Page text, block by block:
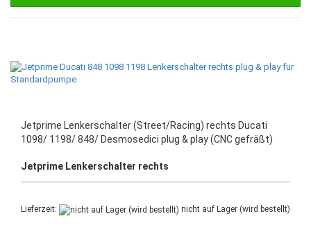
Jetprime Lenkerschalter (Street/Racing) rechts Ducati
1098/ 1198/ 848/ Desmosedici plug & play (CNC gefräßt)
Jetprime Lenkerschalter rechts
Lieferzeit: nicht auf Lager (wird bestellt)